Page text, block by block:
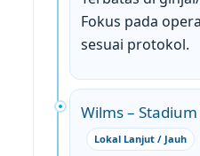
Fokus pada
sesuai protokol.
Wilms –
Lokal Lanjut / Jauh